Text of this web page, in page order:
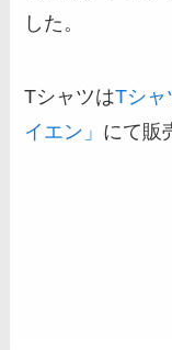
した。
TシャツはTシャ
イエン」 にて販